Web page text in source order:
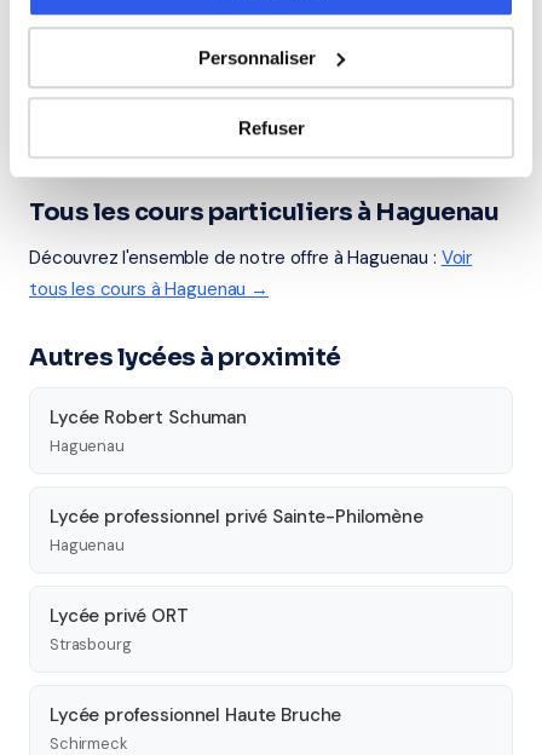
Personnaliser
Refuser
Cours par niveau
Seconde Première Terminale
Tous les cours particuliers à Haguenau
Découvrez l'ensemble de notre offre à Haguenau : Voir
tous les cours à Haguenau →
Autres lycées à proximité
Lycée Robert Schuman
Haguenau
Lycée professionnel privé Sainte-Philomène
Haguenau
Lycée privé ORT
Strasbourg
Lycée professionnel Haute Bruche
Schirmeck